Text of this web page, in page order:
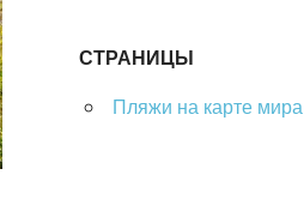
СТРАНИЦЫ
Пляжи на карте мира